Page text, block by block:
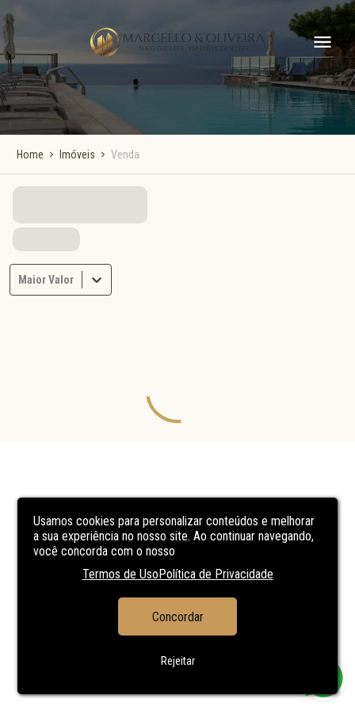
Usamos cookies para personalizar conteúdos e melhorar
a sua experiência no nosso site. Ao continuar navegando,
você concorda com o nosso
Termos de UsoPolítica de Privacidade
Concordar
Rejeitar
Home Imóveis Venda
Maior Valor